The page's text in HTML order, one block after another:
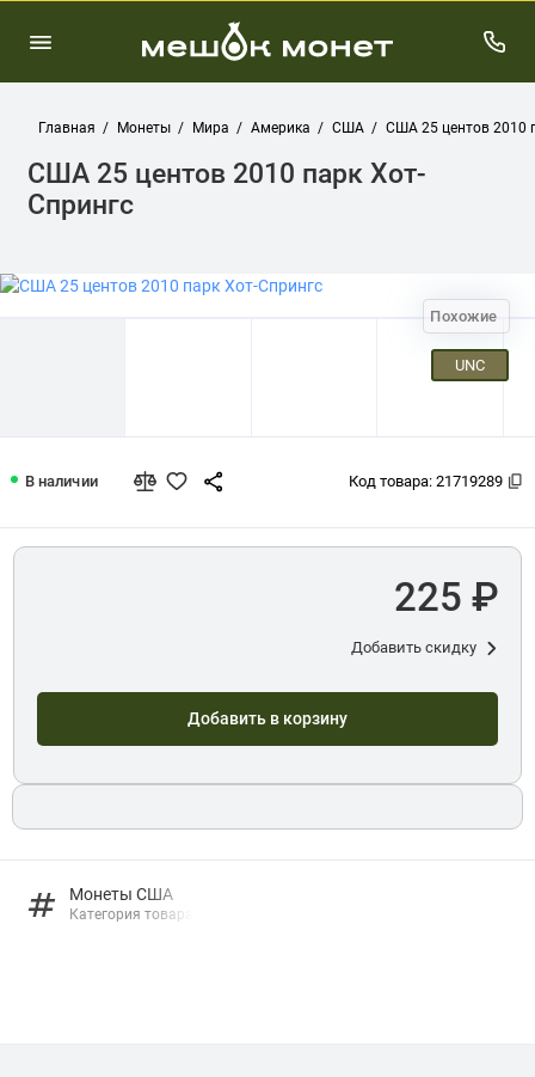
Главная Монеты Мира Америка США США 25 центов 2010
США 25 центов 2010 парк Хот-
Спрингс
Похожие
UNC
В наличии Код товара: 21719289
Монеты США
Категория товара
225 ₽
Добавить скидку
Добавить в корзину